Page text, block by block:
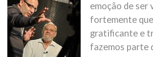
emoção de ser
fortemente
gratificante e
fazemos parte